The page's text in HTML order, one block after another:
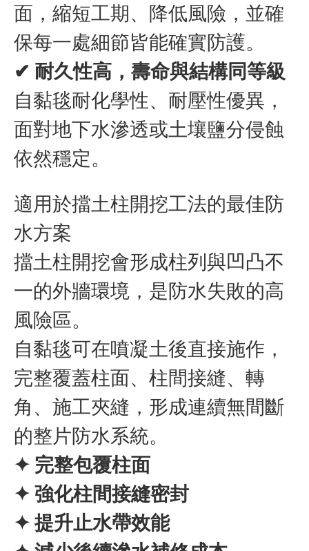
面，縮短工期、降低風險，並確
保每一處細節皆能確實防護。
✔ 耐久性高，壽命與結構同等級
自黏毯耐化學性、耐壓性優異，
面對地下水滲透或土壤鹽分侵蝕
依然穩定。
適用於擋土柱開挖工法的最佳防
水方案
擋土柱開挖會形成柱列與凹凸不
一的外牆環境，是防水失敗的高
風險區。
自黏毯可在噴凝土後直接施作，
完整覆蓋柱面、柱間接縫、轉
角、施工夾縫，形成連續無間斷
的整片防水系統。
✦ 完整包覆柱面
✦ 強化柱間接縫密封
✦ 提升止水帶效能